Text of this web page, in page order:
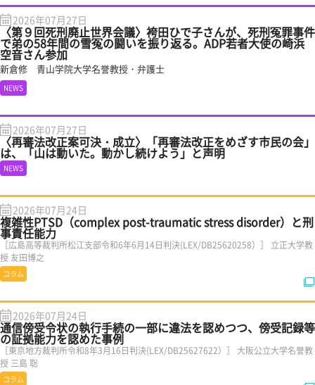
2026年07月27日
〈第９回死刑廃止世界会議〉袴田ひで子さんが、死刑冤罪事件
で弟の58年間の雪冤の闘いを振り返る。ADP若者大使の崎浜
空音さん参加
新倉修 青山学院大学名誉教授・弁護士
NEWS
2026年07月27日
〈再審法改正案可決・成立〉「再審法改正をめざす市民の会」
は、「山は動いた。動かし続けよう」と声明
NEWS
2026年07月24日
複雑性PTSD（complex post-traumatic stress disorder）と刑
事責任能力
［広島高等裁判所松江支部令和6年6月14日判決(LEX/DB25620258）］ 立正大学教
授 友田博之
コラム
2026年07月24日
通信傍受令状の執行手続の一部に違法を認めつつ、傍受記録等
の証拠能力を認めた事例
［東京地方裁判所令和8年3月16日判決(LEX/DB25627622）］ 大阪公立大学名誉教
授 三島 聡
コラム